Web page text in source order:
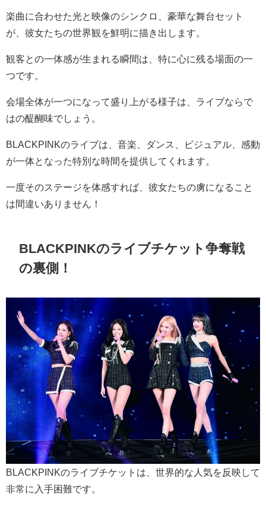
楽曲に合わせた光と映像のシンクロ、豪華な舞台セット
が、彼女たちの世界観を鮮明に描き出します。
観客との一体感が生まれる瞬間は、特に心に残る場面の一
つです。
会場全体が一つになって盛り上がる様子は、ライブならで
はの醍醐味でしょう。
BLACKPINKのライブは、音楽、ダンス、ビジュアル、感動
が一体となった特別な時間を提供してくれます。
一度そのステージを体感すれば、彼女たちの虜になること
は間違いありません！
BLACKPINKのライブチケット争奪戦
の裏側！
BLACKPINKのライブチケットは、世界的な人気を反映して
非常に入手困難です。